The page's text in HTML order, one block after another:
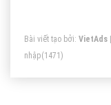
140 ký tự.
Bài viết tạo bởi: VietAds
nhập(1471)